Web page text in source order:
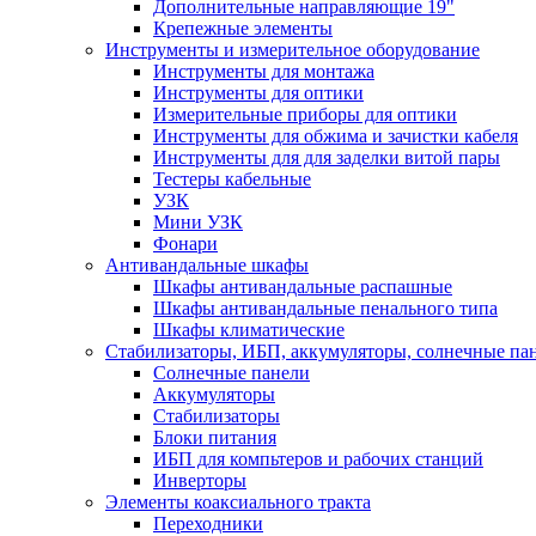
Дополнительные направляющие 19"
Крепежные элементы
Инструменты и измерительное оборудование
Инструменты для монтажа
Инструменты для оптики
Измерительные приборы для оптики
Инструменты для обжима и зачистки кабеля
Инструменты для для заделки витой пары
Тестеры кабельные
УЗК
Мини УЗК
Фонари
Антивандальные шкафы
Шкафы антивандальные распашные
Шкафы антивандальные пенального типа
Шкафы климатические
Стабилизаторы, ИБП, аккумуляторы, солнечные
Солнечные панели
Аккумуляторы
Стабилизаторы
Блоки питания
ИБП для компьтеров и рабочих станций
Инверторы
Элементы коаксиального тракта
Переходники